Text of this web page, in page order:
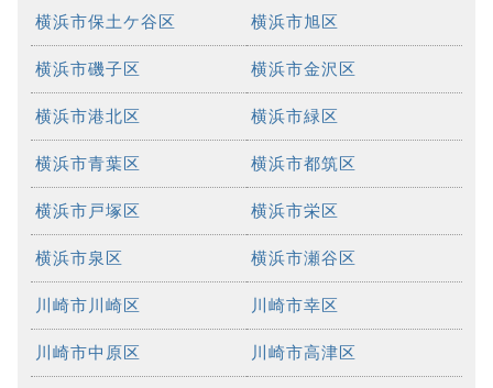
横浜市保土ケ谷区 横浜市旭区
横浜市磯子区 横浜市金沢区
横浜市港北区 横浜市緑区
横浜市青葉区 横浜市都筑区
横浜市戸塚区 横浜市栄区
横浜市泉区 横浜市瀬谷区
川崎市川崎区 川崎市幸区
川崎市中原区 川崎市高津区